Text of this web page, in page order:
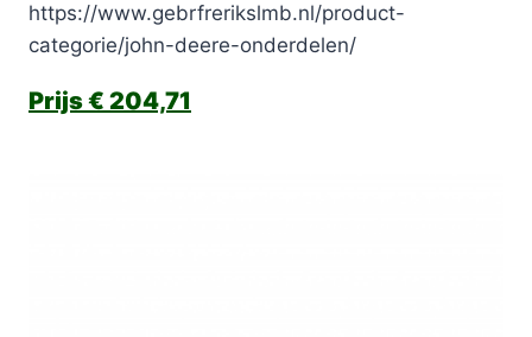
https://www.gebrfrerikslmb.nl/product-
categorie/john-deere-onderdelen/
€ 204,71